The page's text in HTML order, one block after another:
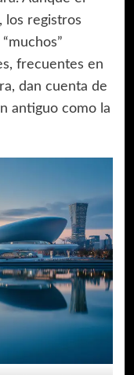
los registros
frecuentes en
dan cuenta de
antiguo como la